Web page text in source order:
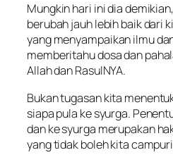
Mungkin hari ini dia
berubah jauh lebih baik dari
yang menyampaikan ilmu
memberitahu dosa dan
Allah dan RasulNYA.
Bukan tugasan kita
siapa pula ke syurga.
dan ke syurga merupakan
yang tidak boleh kita